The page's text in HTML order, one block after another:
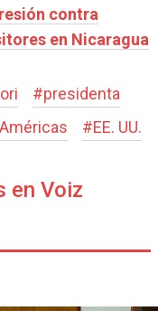
contra
en Nicaragua
#presidenta
#EE. UU.
en Voiz